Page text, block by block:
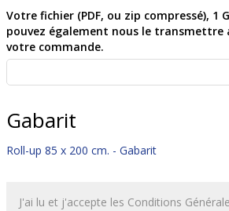
Votre fichier (PDF, ou zip compressé), 1
pouvez également nous le transmettre
votre commande.
Gabarit
Roll-up 85 x 200 cm. - Gabarit
J'ai lu et j'accepte les Conditions